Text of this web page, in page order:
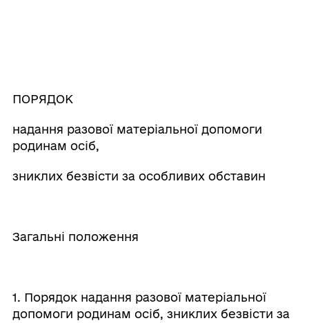
ПОРЯДОК
надання разової матеріальної допомоги
родинам осіб,
зниклих безвісти за особливих обставин
Загальні положення
1. Порядок надання разової матеріальної
допомоги родинам осіб, зниклих безвісти за